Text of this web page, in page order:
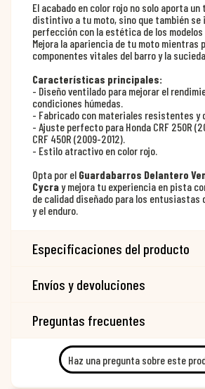
El acabado en color rojo no solo aporta un
distintivo a tu moto, sino que también se
perfección con la estética de los modelos
Mejora la apariencia de tu moto mientras
componentes vitales del barro y la
Características principales:
- Diseño ventilado para mejorar el
condiciones húmedas.
- Fabricado con materiales resistentes y
- Ajuste perfecto para Honda CRF 250R
CRF 450R (2009-2012).
- Estilo atractivo en color rojo.
Opta por el Guardabarros Delantero
Cycray mejora tu experiencia en pista
de calidad diseñado para los entusiastas
y el enduro.
Especificaciones del producto
Envíos y devoluciones
Preguntas frecuentes
Haz una pregunta sobre este